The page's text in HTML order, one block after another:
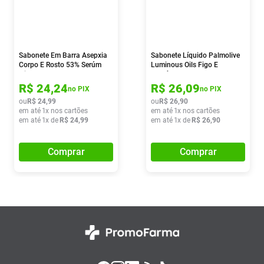
Sabonete Em Barra Asepxia
Corpo E Rosto 53% Serúm
Unidades 85g
R$ 24,24no PIX
ou R$ 24,99
em até 1x nos cartões
em até 1x de R$ 24,99
Comprar
Sabonete Líquido Palmolive
Luminous Oils Figo E
R$ 26,09no PIX
ou R$ 26,90
em até 1x nos cartões
em até 1x de R$ 26,90
Comprar